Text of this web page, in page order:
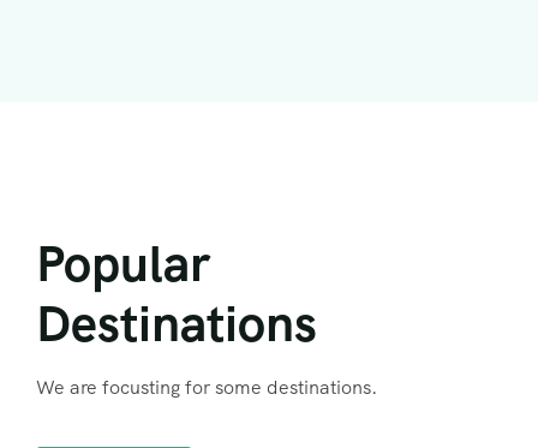
Popular
Destinations
We are focusting for some destinations.